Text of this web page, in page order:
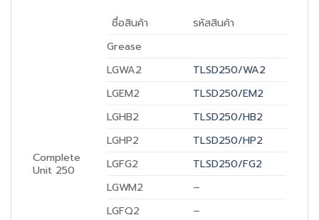
Complete
Unit 250
ชื่อสินค้า
รหัสสินค้า
Grease
LGWA2
TLSD250/WA2
LGEM2
TLSD250/EM2
LGHB2
TLSD250/HB2
LGHP2
TLSD250/HP2
LGFG2
TLSD250/FG2
LGWM2
–
LGFQ2
–